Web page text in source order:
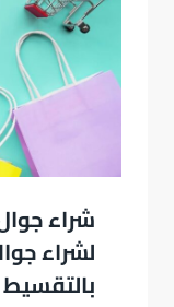
شراء
لشراء
بالتقسيط 2021